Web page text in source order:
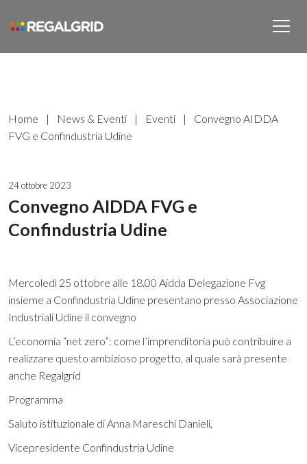
Home | News & Eventi | Eventi |
Convegno AIDDA
FVG e Confindustria Udine
24 ottobre 2023
Convegno AIDDA FVG e
Confindustria Udine
Mercoledì 25 ottobre alle 18.00 Aidda Delegazione Fvg
insieme a Confindustria Udine presentano presso Associazione
Industriali Udine il convegno
L’economia “net zero”: come l’imprenditoria può contribuire a
realizzare questo ambizioso progetto, al quale sarà presente
anche Regalgrid
Programma
Saluto istituzionale di Anna Mareschi Danieli,
Vicepresidente Confindustria Udine